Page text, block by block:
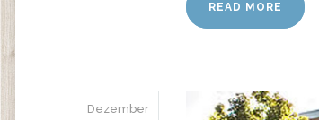
READ MORE
Dezember